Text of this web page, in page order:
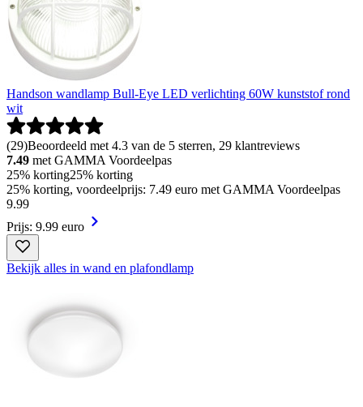
Handson wandlamp Bull-Eye LED verlichting 60W kunststof rond
wit
(29)Beoordeeld met 4.3 van de 5 sterren, 29 klantreviews
7.49 met GAMMA Voordeelpas
25% korting25% korting
25% korting, voordeelprijs: 7.49 euro met GAMMA Voordeelpas
9.99
Prijs: 9.99 euro
Bekijk alles in wand en plafondlamp